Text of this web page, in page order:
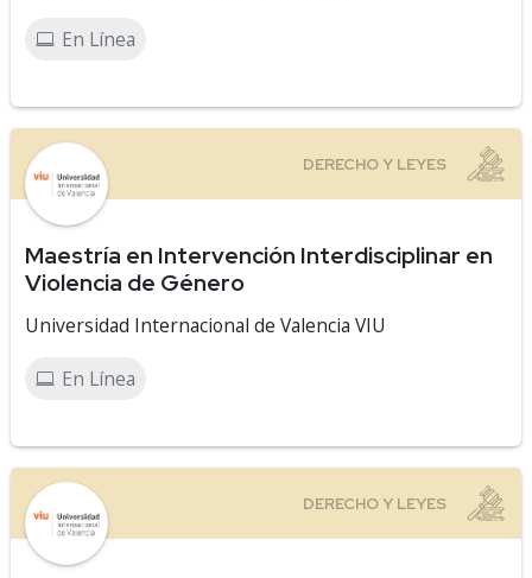
En Línea
Maestría en Intervención Interdisciplinar en
Violencia de Género
Universidad Internacional de Valencia VIU
En Línea